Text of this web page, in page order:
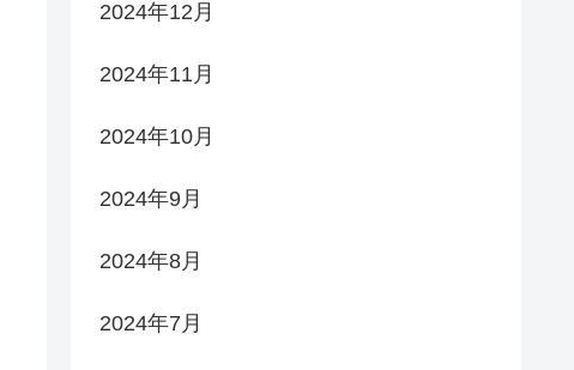
2024年12月
2024年11月
2024年10月
2024年9月
2024年8月
2024年7月